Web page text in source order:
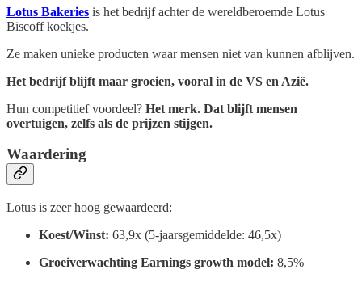
Lotus Bakeries is het bedrijf achter de wereldberoemde Lotus
Biscoff koekjes.
Ze maken unieke producten waar mensen niet van kunnen afblijven.
Het bedrijf blijft maar groeien, vooral in de VS en Azië.
Hun competitief voordeel? Het merk. Dat blijft mensen
overtuigen, zelfs als de prijzen stijgen.
Waardering
Lotus is zeer hoog gewaardeerd:
Koest/Winst: 63,9x (5-jaarsgemiddelde: 46,5x)
Groeiverwachting Earnings growth model: 8,5%